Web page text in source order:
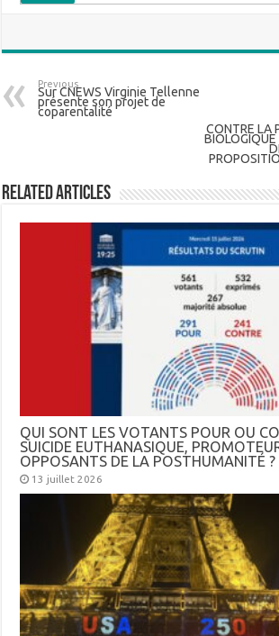
Previous
Sur CNEWS Virginie Tellenne
présente son projet de
coparentalité
CONTRE LA
Related Articles
QUI SONT LES VOTANTS POUR OU
SUICIDE EUTHANASIQUE,
OPPOSANTS DE LA POSTHUMANITÉ ?
13 juillet 2026